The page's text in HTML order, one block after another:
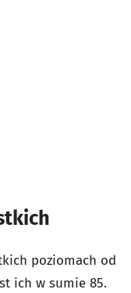
poziomach od
ich w sumie 85.